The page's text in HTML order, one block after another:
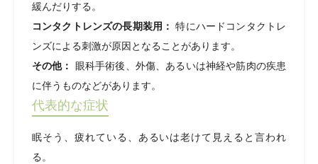
緩んだりする。
コンタクトレンズの長期装用： 特にハードコンタクトレ
ンズによる刺激が原因となることがあります。
その他：
眼科手術後、外傷、あるいは神経や筋肉の疾患
に伴うものなどがあります。
代表的な症状
眠そう、疲れている、あるいは老けて見えると言われ
る。